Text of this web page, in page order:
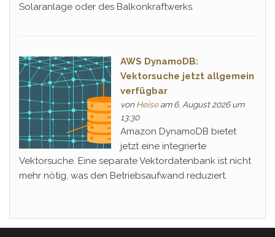
Solaranlage oder des Balkonkraftwerks.
AWS DynamoDB:
Vektorsuche jetzt allgemein
verfügbar
von Heiseam 6. August 2026 um
13:30
Amazon DynamoDB bietet
jetzt eine integrierte
Vektorsuche. Eine separate Vektordatenbank ist nicht
mehr nötig, was den Betriebsaufwand reduziert.